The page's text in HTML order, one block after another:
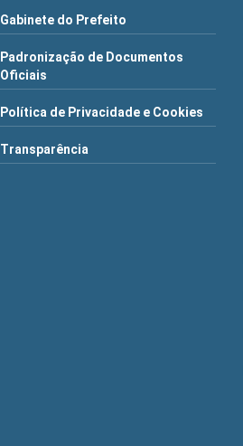
Gabinete do Prefeito
Padronização de Documentos
Oficiais
Política de Privacidade e Cookies
Transparência